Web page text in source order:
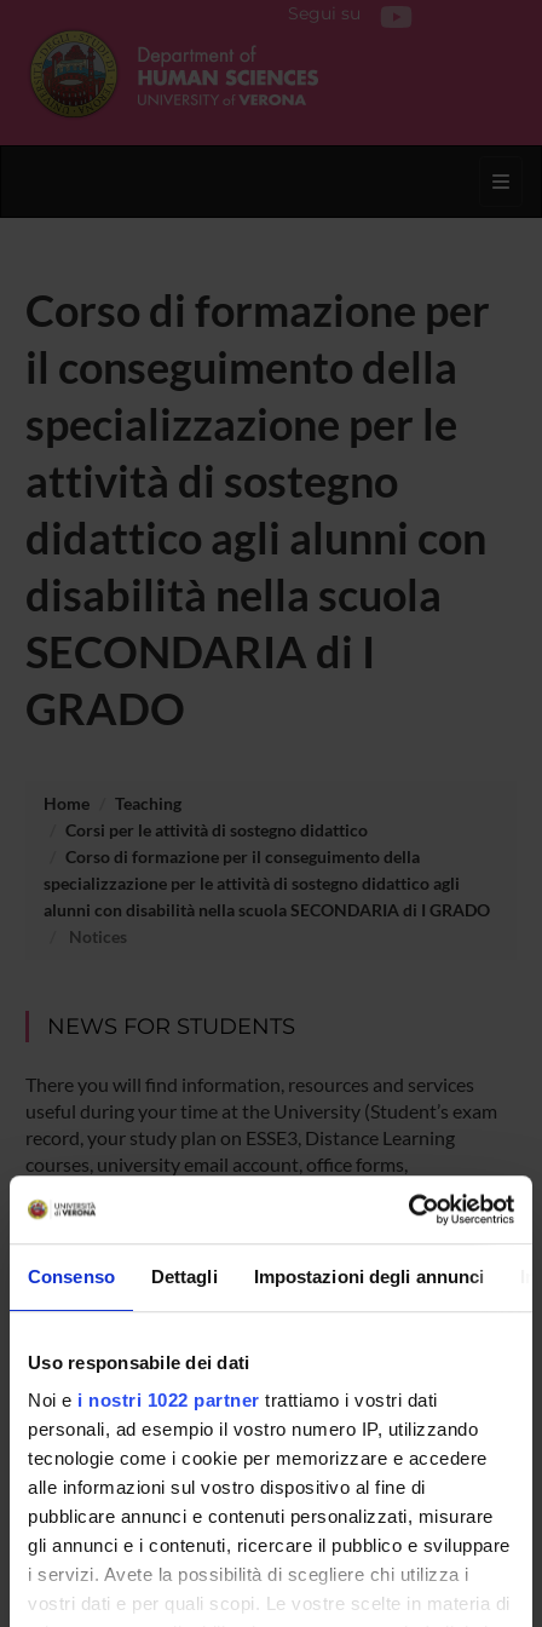
Consenso Dettagli Impostazioni degli annunci
Uso responsabile dei dati
Noi e i nostri 1022 partner trattiamo i vostri dati
personali, ad esempio il vostro numero IP, utilizzando
tecnologie come i cookie per memorizzare e accedere
alle informazioni sul vostro dispositivo al fine di
pubblicare annunci e contenuti personalizzati, misurare
gli annunci e i contenuti, ricercare il pubblico e sviluppare
i servizi. Avete la possibilità di scegliere chi utilizza i
vostri dati e per quali scopi. Le vostre scelte in materia di
Segui su
Corso di formazione per
il conseguimento della
specializzazione per le
attività di sostegno
didattico agli alunni con
disabilità nella scuola
SECONDARIA di I
GRADO
Home
Teaching
Corsi per le attività di sostegno didattico
Corso di formazione per il conseguimento della
specializzazione per le attività di sostegno didattico agli
alunni con disabilità nella scuola SECONDARIA di I GRADO
Notices
NEWS FOR STUDENTS
There you will find information, resources and services
useful during your time at the University (Student’s exam
record, your study plan on ESSE3, Distance Learning
courses, university email account, office forms,
administrative procedures, etc.). You can log into MyUnivr
with your GIA login details: only in this way will you be able
to receive notification of all the notices from your teachers
and your secretariat via email and also via the Univr app.
Overview
Enrolment Policy
Courses
Academic Calendar
Lesson timetable
Degree Programme